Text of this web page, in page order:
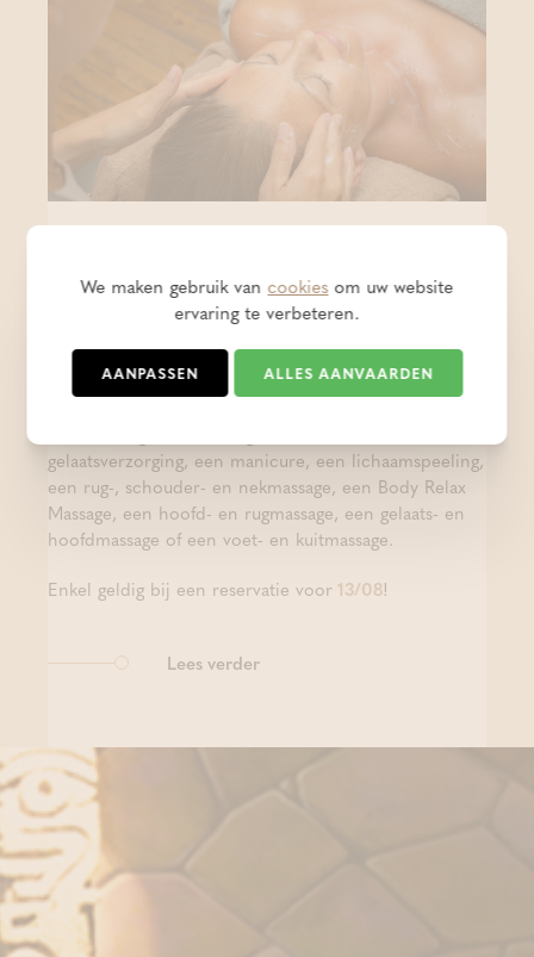
GEPOST OP 07 AUG 2026- PROMO
gelaatsverzorging, een manicure, een lichaamspeeling,
een rug-, schouder- en nekmassage, een Body Relax
Massage, een hoofd- en rugmassage, een gelaats- en
hoofdmassage of een voet- en kuitmassage.
Enkel geldig bij een reservatie voor 13/08!
Lees verder
We maken gebruik vancookiesom uw website
ervaring te verbeteren.
AANPASSEN ALLES AANVAARDEN